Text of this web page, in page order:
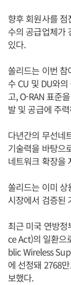
향후 회원사를
수의 공급업체가
있다.
쏠리드는 이번 참
수 CU 및 DU와
고, O-RAN 표준
발 및 공급에 주
다년간의 무선네
기술력을 바탕으
네트워크 확장을
쏠리드는 이미
시장에서 검증된
최근 미국 연방
ce Act)의 일환으
blic Wireless
에 선정돼 2768
보했다.